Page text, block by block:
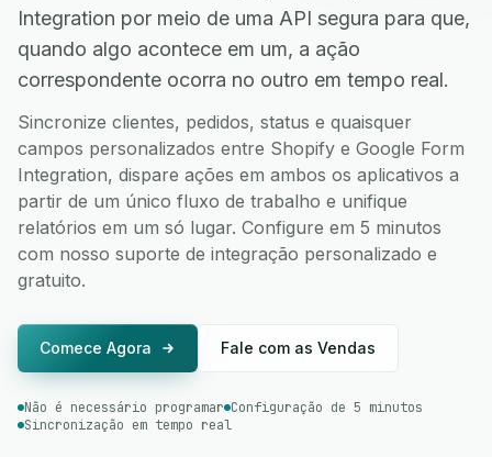
Integration por meio de uma API segura para que,
quando algo acontece em um, a ação
correspondente ocorra no outro em tempo real.
Sincronize clientes, pedidos, status e quaisquer
campos personalizados entre Shopify e Google Form
Integration, dispare ações em ambos os aplicativos a
partir de um único fluxo de trabalho e unifique
relatórios em um só lugar. Configure em 5 minutos
com nosso suporte de integração personalizado e
gratuito.
Comece Agora Fale com as Vendas
Não é necessário programar Configuração de 5 minutos
Sincronização em tempo real